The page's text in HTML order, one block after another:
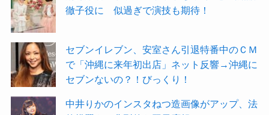
徹子役に 似過ぎで演技も期待！
セブンイレブン、安室さん引退特番中のＣＭ
で「沖縄に来年初出店」ネット反響→沖縄に
セブンないの？！びっくり！
中井りかのインスタねつ造画像がアップ、法